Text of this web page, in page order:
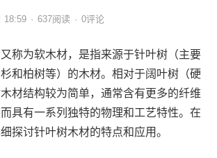
18:59 · 637阅读 · 0评论
称为软木材，是指来源于针叶树（主要
和柏树等）的木材。相对于阔叶树（硬
材结构较为简单，通常含有更多的纤维
具有一系列独特的物理和工艺特性。在
探讨针叶树木材的特点和应用。